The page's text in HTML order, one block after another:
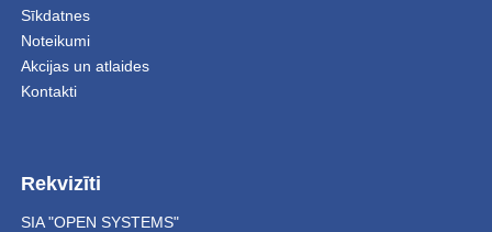
Sīkdatnes
Noteikumi
Akcijas un atlaides
Kontakti
Rekvizīti
SIA "OPEN SYSTEMS"